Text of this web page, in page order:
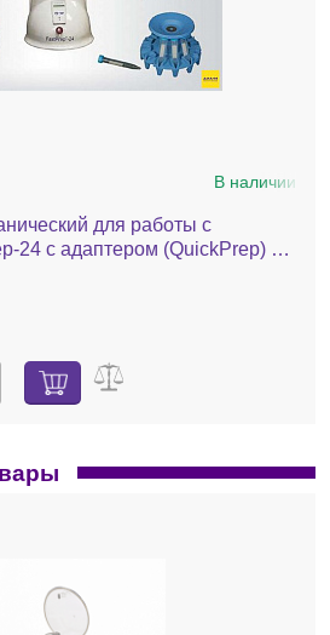
В наличии
для работы с
24 с адаптером (QuickPrep) –